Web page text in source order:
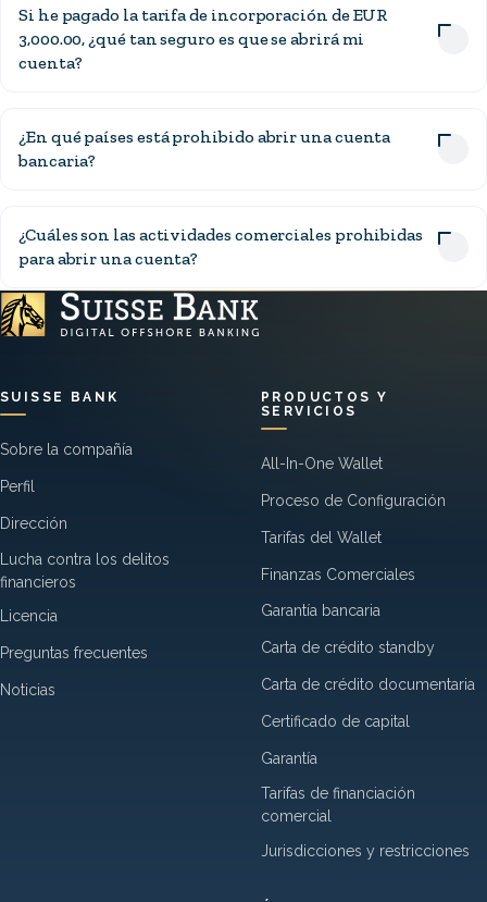
Si he pagado la tarifa de incorporación de EUR
3,000.00, ¿qué tan seguro es que se abrirá mi
cuenta?
¿En qué países está prohibido abrir una cuenta
bancaria?
¿Cuáles son las actividades comerciales prohibidas
para abrir una cuenta?
SUISSE BANK
Sobre la compañía
Perfil
Dirección
Lucha contra los delitos
financieros
Licencia
Preguntas frecuentes
Noticias
PRODUCTOS Y
SERVICIOS
All-In-One Wallet
Proceso de Configuración
Tarifas del Wallet
Finanzas Comerciales
Garantía bancaria
Carta de crédito standby
Carta de crédito documentaria
Certificado de capital
Garantía
Tarifas de financiación
comercial
Jurisdicciones y restricciones